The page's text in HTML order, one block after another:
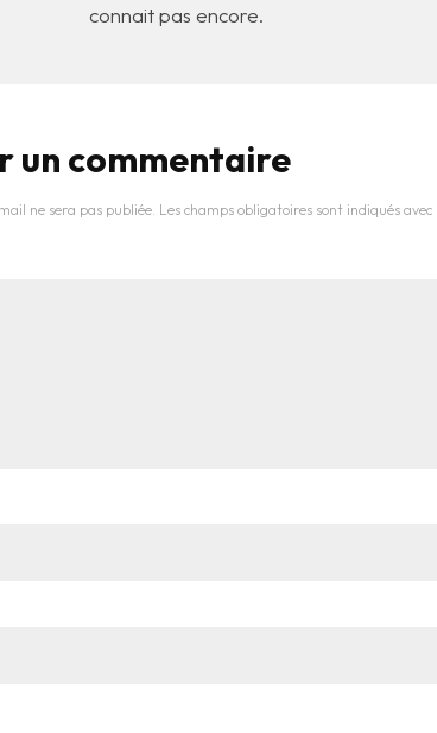
connait pas encore.
un commentaire
ne sera pas publiée. Les champs obligatoires sont indiqués avec